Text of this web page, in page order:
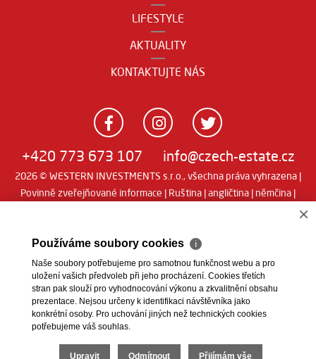
LIFESTYLE
AKTUALITY
KONTAKTUJTE NÁS
+420 773 673 107 info@czech-estate.cz
2026 © WESTERN INVESTMENTS s.r.o., všechna práva vyhrazena |
Povinně zveřejňované informace | Ruština |angličtina | němčina |
×
Používáme soubory cookies ℹ
Naše soubory potřebujeme pro samotnou funkčnost webu a pro
uložení vašich předvoleb při jeho procházení. Cookies třetích
stran pak slouží pro vyhodnocování výkonu a zkvalitnění obsahu
prezentace. Nejsou určeny k identifikaci návštěvníka jako
konkrétní osoby. Pro uchování jiných než technických cookies
potřebujeme váš souhlas.
Upravit Odmítnout Přijímám vše